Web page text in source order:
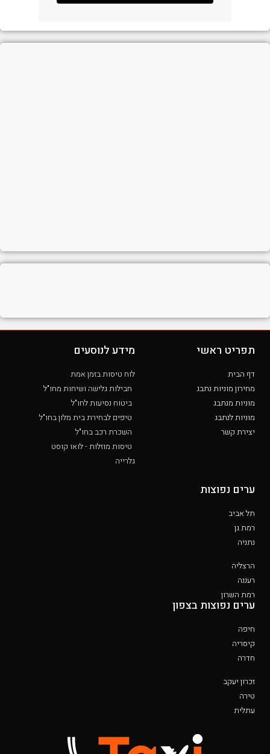
תפריט ראשי
דף הבית
מחירון מוניות נתבג
מוניות מנתבג
מוניות לנתבג
יצירת קשר
מידע לנוסעים
לוח טיסות בזמן אמת
חבילות גלישה ושיחות מחו"ל
ביטוח נסיעות לחו"ל
טיפים לבחירת בית מלון בחו"ל
השכרת רכב בחו"ל
טיסות מוזלות - לואו קוסט
גלרייה
ערים נפוצות
תל אביב
רמת גן
נתניה
הרצליה
רעננה
רמת השרון
ערים נפוצות בצפון
חיפה
קיסריה
חדרה
זכרון יעקב
טירה
עתלית